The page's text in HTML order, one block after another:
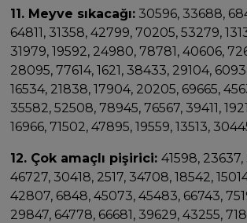
11. Meyve sıkacağı: 30596, 33688,
64811, 31358, 42799, 70205, 53279,
31979, 19592, 24980, 78781, 40606,
28095, 77614, 1621, 38433, 29104,
16534, 21838, 17904, 20205, 69665,
35582, 52508, 78945, 76567, 39411,
16966, 71502, 47895, 19559, 13513,
12. Çok amaçlı pişirici:41598,
46727, 30418, 2517, 34708, 18542,
42807, 6848, 45073, 45483, 66743,
29847, 64778, 66681, 39629, 43255,